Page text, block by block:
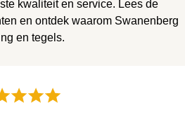
kwaliteit en service. Lees de
en ontdek waarom Swanenberg
en tegels.